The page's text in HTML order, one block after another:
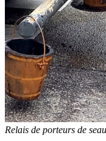
Relais de porteurs de